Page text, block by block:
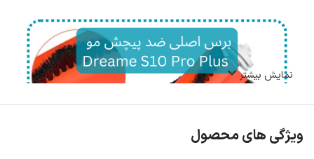
نمایش بیشتر
ویژگی های محصول